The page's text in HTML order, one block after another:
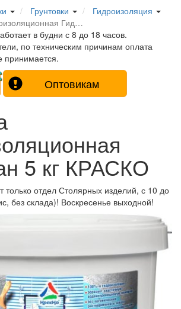
Грунтовки
Гидроизоляция
Гид…
в будни с 8 до 18 часов.
по техническим причинам оплата
принимается.
Оптовикам
5 кг КРАСКО
только отдел Столярных изделий, с 10 до
без склада)! Воскресенье выходной!